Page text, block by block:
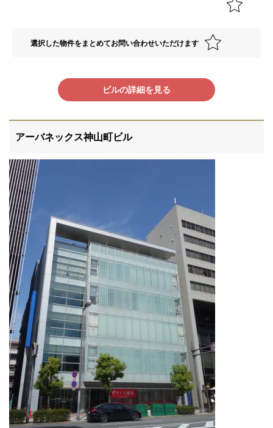
選択した物件をまとめてお問い合わせいただけます
ビルの詳細を見る
アーバネックス神山町ビル